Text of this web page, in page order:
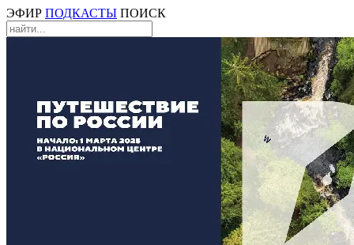
ЭФИР ПОДКАСТЫ ПОИСК